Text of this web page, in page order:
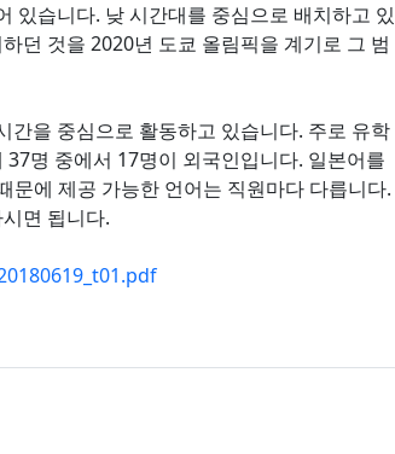
있습니다. 낮 시간대를 중심으로 배치하고 있
던 것을 2020년 도쿄 올림픽을 계기로 그 범
간을 중심으로 활동하고 있습니다. 주로 유학
명 중에서 17명이 외국인입니다. 일본어를
문에 제공 가능한 언어는 직원마다 다릅니다.
면 됩니다.